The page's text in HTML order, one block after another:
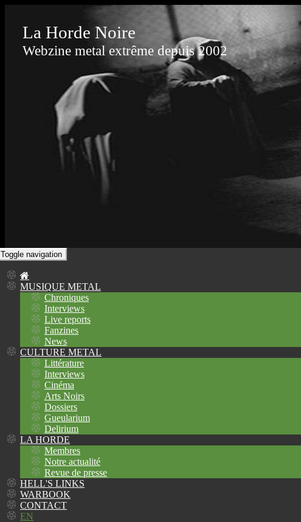
La Horde Noire
Webzine metal extrême depuis 2002
Toggle navigation
MUSIQUE METAL
Chroniques
Interviews
Live reports
Fanzines
News
CULTURE METAL
Littérature
Interviews
Cinéma
Arts Noirs
Dossiers
Gueularium
Delirium
LA HORDE
Membres
Notre actualité
Revue de presse
HELL'S LINKS
WARBOOK
CONTACT
EN